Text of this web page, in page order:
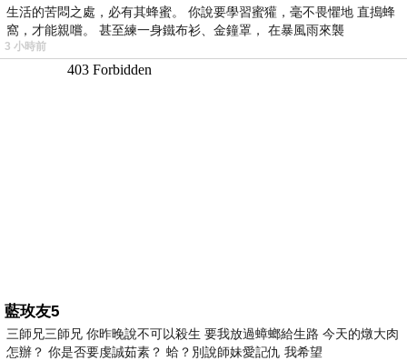
生活的苦悶之處，必有其蜂蜜。 你說要學習蜜獾，毫不畏懼地 直搗蜂
窩，才能親嚐。 甚至練一身鐵布衫、金鐘罩， 在暴風雨來襲
3 小時前
藍玫友5
三師兄三師兄 你昨晚說不可以殺生 要我放過蟑螂給生路 今天的燉大肉
怎辦？ 你是否要虔誠茹素？ 蛤？別說師妹愛記仇 我希望